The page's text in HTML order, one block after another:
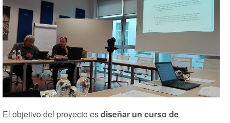
El objetivo del proyecto esdiseñar un curso de